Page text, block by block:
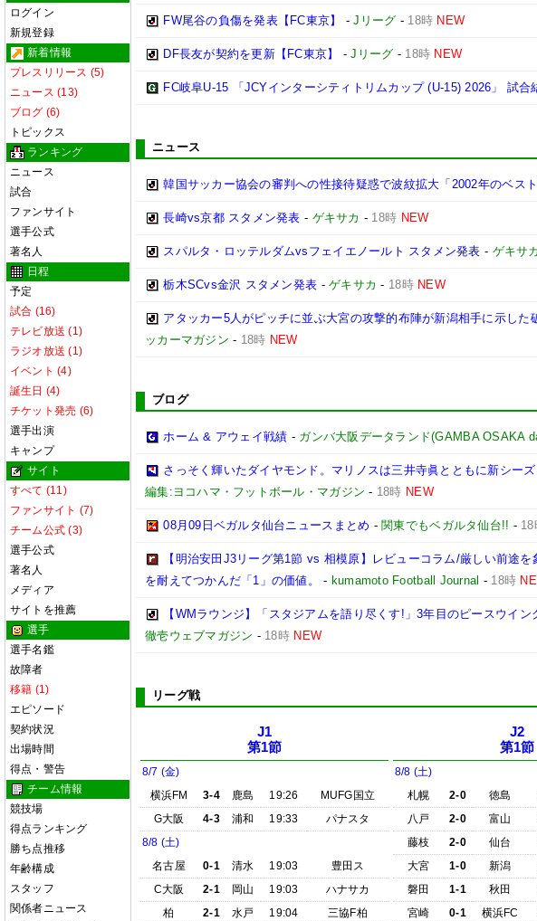
ログイン
新規登録
新着情報
プレスリリース (5)
ニュース (13)
ブログ (6)
トピックス
ランキング
ニュース
試合
ファンサイト
選手公式
著名人
日程
予定
試合 (16)
テレビ放送 (1)
ラジオ放送 (1)
イベント (4)
誕生日 (4)
チケット発売 (6)
選手出演
キャンプ
サイト
すべて (11)
ファンサイト (7)
チーム公式 (3)
選手公式
著名人
メディア
サイトを推薦
選手
選手名鑑
故障者
移籍 (1)
エピソード
契約状況
出場時間
得点・警告
チーム情報
競技場
得点ランキング
勝ち点推移
年齢構成
スタッフ
関係者ニュース
FW尾谷の負傷を発表【FC東京】 -Jリーグ - 18時 NEW
DF長友が契約を更新【FC東京】 -Jリーグ - 18時 NEW
FC岐阜U-15 「JCYインターシティトリムカップ (U-15) 2026」 試合
ニュース
韓国サッカー協会の審判への性接待疑惑で波紋拡大「2002年のベスト
長崎vs京都 スタメン発表 - ゲキサカ - 18時 NEW
スパルタ・ロッテルダムvsフェイエノールト スタメン発表 - ゲキサカ
栃木SCvs金沢 スタメン発表 -ゲキサカ - 18時 NEW
アタッカー5人がピッチに並ぶ大宮の攻撃的布陣が新潟相手に示し
ッカーマガジン - 18時 NEW
ブログ
ホーム & アウェイ戦績 - ガンバ大阪データランド(GAMBA OSAKA
さっそく輝いたダイヤモンド。マリノスは三井寺眞とともに新シーズ
編集:ヨコハマ・フットボール・マガジン - 18時 NEW
08月09日ベガルタ仙台ニュースまとめ - 関東でもベガルタ仙台!! - 18
【明治安田J3リーグ第1節 vs 相模原】レビューコラム/厳しい前途
を耐えてつかんだ「1」の価値。
- kumamoto Football Journal - 18時
【WMラウンジ】「スタジアムを語り尽くす!」3年目のピースウイ
徹壱ウェブマガジン - 18時 NEW
リーグ戦
J1
第1節
8/7 (金)
横浜FM
3-4 鹿島 19:26
MUFG国立
G大阪
4-3 浦和 19:33
パナスタ
8/8 (土)
名古屋
0-1 清水 19:03
豊田ス
C大阪
2-1 岡山 19:03
ハナサカ
柏
2-1 水戸 19:04
三協F柏
J2
第1節
8/8 (土)
札幌
2-0 徳島
八戸
2-0 富山
藤枝
2-0 仙台
大宮
1-0 新潟
磐田
1-1 秋田
宮崎
0-1 横浜FC